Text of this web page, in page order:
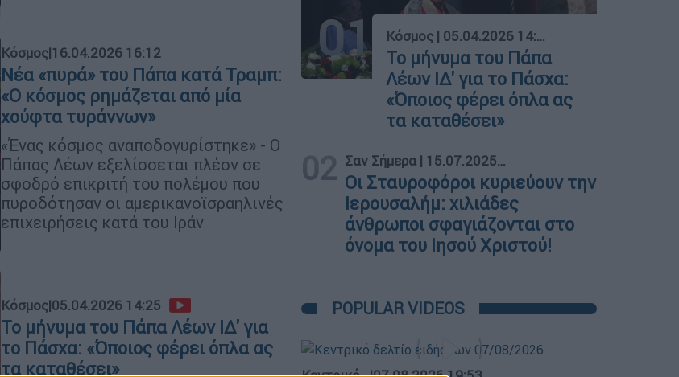
Κόσμος|16.04.2026 16:12
Νέα «πυρά» του Πάπα κατά Τραμπ:
«Ο κόσμος ρημάζεται από μία
χούφτα τυράννων»
«Ένας κόσμος αναποδογυρίστηκε» - Ο
Πάπας Λέων εξελίσσεται πλέον σε
σφοδρό επικριτή του πολέμου που
πυροδότησαν οι αμερικανοϊσραηλινές
επιχειρήσεις κατά του Ιράν
Κόσμος|05.04.2026 14:25
To μήνυμα του Πάπα Λέων ΙΔ' για
το Πάσχα: «Όποιος φέρει όπλα ας
τα καταθέσει»
01 Κόσμος | 05.04.2026 14:25
To μήνυμα του Πάπα
Λέων ΙΔ' για το Πάσχα:
«Όποιος φέρει όπλα ας
τα καταθέσει»
02 Σαν Σήμερα | 15.07.2025 00:00
Οι Σταυροφόροι κυριεύουν την
Ιερουσαλήμ: χιλιάδες
άνθρωποι σφαγιάζονται στο
όνομα του Ιησού Χριστού!
POPULAR VIDEOS